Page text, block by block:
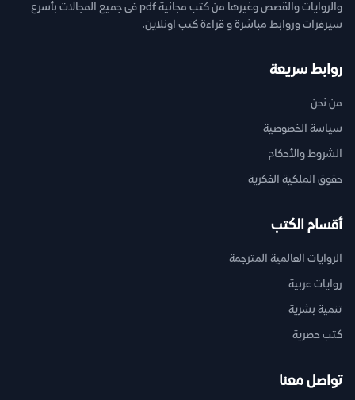
والروايات والقصص وغيرها من كتب مجانية pdf فى جميع المجالات بأسرع
سيرفرات وروابط مباشرة و قراءة كتب اونلاين.
روابط سريعة
من نحن
سياسة الخصوصية
الشروط والأحكام
حقوق الملكية الفكرية
أقسام الكتب
الروايات العالمية المترجمة
روايات عربية
تنمية بشرية
كتب حصرية
تواصل معنا